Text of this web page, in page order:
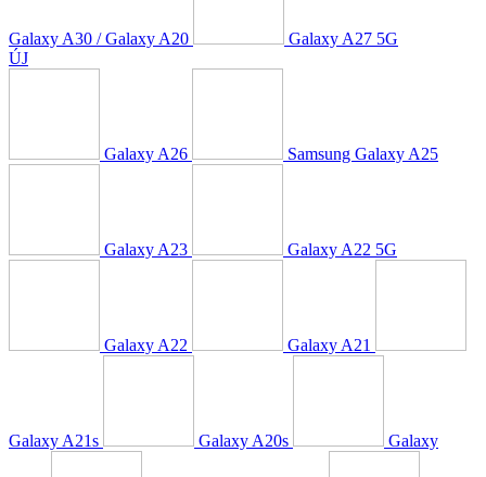
Galaxy A30 / Galaxy A20
Galaxy A27 5G
ÚJ
Galaxy A26 Samsung Galaxy A25
Galaxy A23 Galaxy A22 5G
Galaxy A22 Galaxy A21
Galaxy A21s Galaxy A20s Galaxy